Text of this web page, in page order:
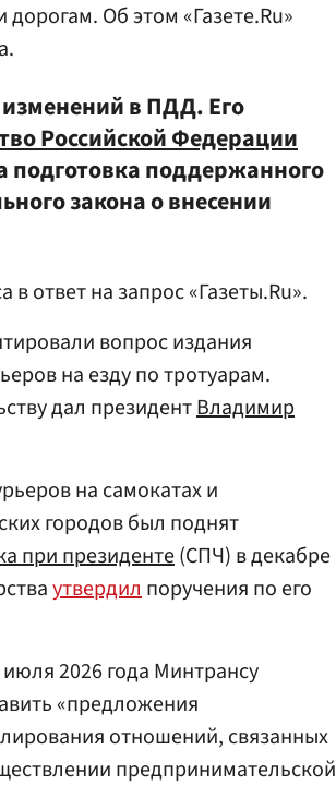
Об этом «Газете.Ru»
в ПДД. Его
Российской Федерации
подготовка поддержанного
закона о внесении
ответ на запрос «Газеты.Ru».
вопрос издания
на езду по тротуарам.
дал президентВладимир
на самокатах и
городов был поднят
при президенте(СПЧ) в декабре
утвердилпоручения по его
2026 года Минтрансу
«предложения
отношений, связанных
предпринимательской